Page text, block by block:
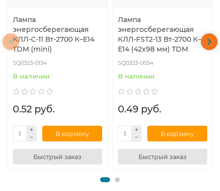
Лампа
энергосберегающая
КЛЛ-С-11 Вт-2700 К–Е14
TDM (mini)
SQ0323-0134
В наличии
0.52 руб.
В корзину
Быстрый заказ
Лампа
энергосберегающая
КЛЛ-FSТ2-13 Вт-2700 К–
Е14 (42х98 мм) TDM
SQ0323-0054
В наличии
0.49 руб.
В корзину
Быстрый заказ